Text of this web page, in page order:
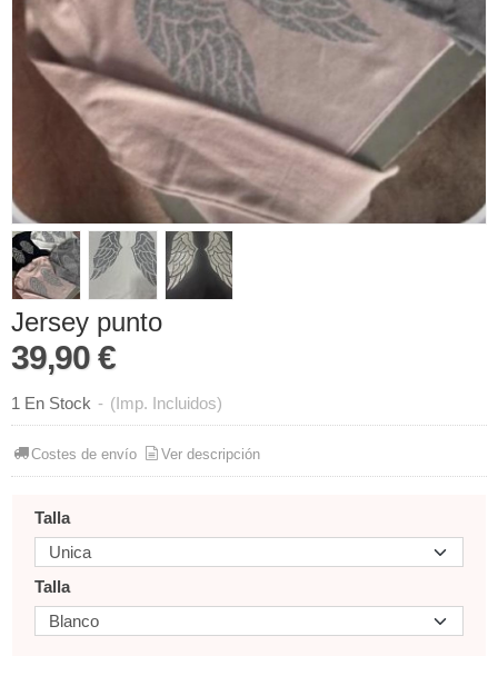
Jersey punto
39,90 €
1 En Stock - (Imp. Incluidos)
Costes de envío Ver descripción
Talla
Talla